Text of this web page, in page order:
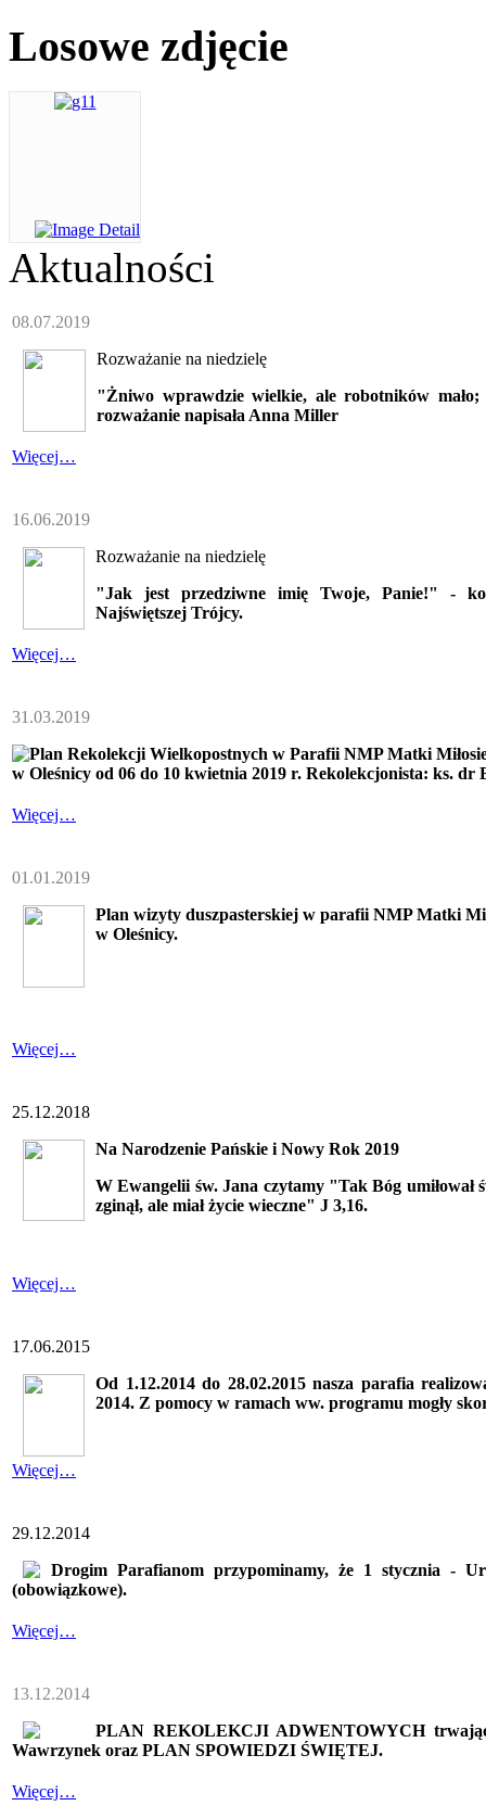
Losowe zdjęcie
Aktualności
08.07.2019
Rozważanie na niedzielę
"Żniwo wprawdzie wielkie, ale robotników
rozważanie napisała Anna Miller
Więcej…
16.06.2019
Rozważanie na niedzielę
"Jak jest przedziwne imię Twoje, Panie!" -
Najświętszej Trójcy.
Więcej…
31.03.2019
Plan Rekolekcji Wielkopostnych w Parafii NMP Matki
w Oleśnicy od 06 do 10 kwietnia 2019 r. Rekolekcjonista: ks.
Więcej…
01.01.2019
Plan wizyty duszpasterskiej w parafii NMP Matki
w Oleśnicy.
Więcej…
25.12.2018
Na Narodzenie Pańskie i Nowy Rok 2019
W Ewangelii św. Jana czytamy "Tak Bóg umiłował
zginął, ale miał życie wieczne" J 3,16.
Więcej…
17.06.2015
Od 1.12.2014 do 28.02.2015 nasza parafia
2014. Z pomocy w ramach ww. programu mogły
Więcej…
29.12.2014
Drogim Parafianom przypominamy, że 1 stycznia -
(obowiązkowe).
Więcej…
13.12.2014
PLAN REKOLEKCJI ADWENTOWYCH
Wawrzynek oraz PLAN SPOWIEDZI ŚWIĘTEJ.
Więcej…